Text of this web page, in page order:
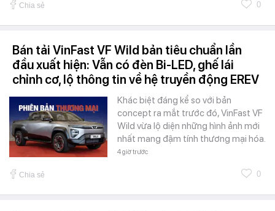
Chia sẻ 0
Bán tải VinFast VF Wild bản tiêu chuẩn lần
đầu xuất hiện: Vẫn có đèn Bi-LED, ghế lái
chỉnh cơ, lộ thông tin về hệ truyền động EREV
Khác biệt đáng kể so với bản
concept ra mắt trước đó, VinFast VF
Wild vừa lộ diện những hình ảnh mới
nhất mang đậm tính thương mại hóa.
4 giờ trước
Chia sẻ 0